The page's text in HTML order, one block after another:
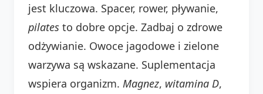
jest kluczowa. Spacer, rower, pływanie,
pilates to dobre opcje. Zadbaj o zdrowe
odżywianie. Owoce jagodowe i zielone
warzywa są wskazane. Suplementacja
wspiera organizm. Magnez, witamina D,